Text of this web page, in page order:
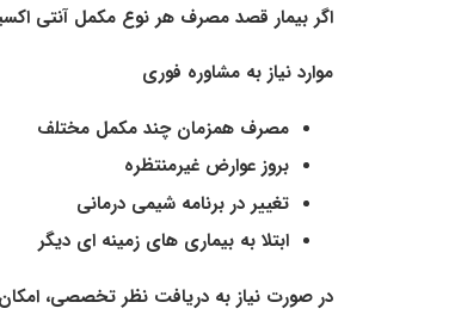
اگر بیمار قصد مصرف هر نوع مکمل آنتی
موارد نیاز به مشاوره فوری
مصرف همزمان چند مکمل مختلف
بروز عوارض غیرمنتظره
تغییر در برنامه شیمی درمانی
ابتلا به بیماری های زمینه ای دیگر
در صورت نیاز به دریافت نظر تخصصی، امکان